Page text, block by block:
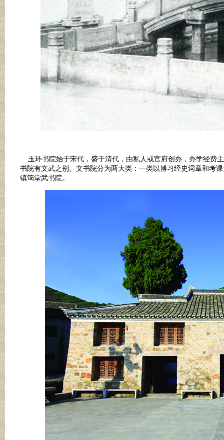
玉环书院始于宋代，盛于清代，由私人或官府创办，办学经费
书院有文武之别。文书院分为两大类：一类以博习经史词章和考
镇筠堂武书院。